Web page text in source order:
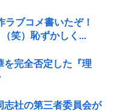
ラブコメ書いたぞ！
笑）恥ずかしく...
を完全否定した『理
志社の第三者委員会が